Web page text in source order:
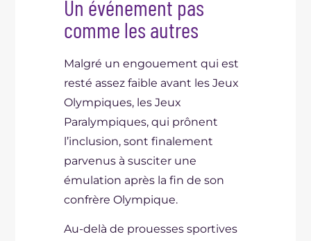
Un événement pas
comme les autres
Malgré un engouement qui est
resté assez faible avant les Jeux
Olympiques, les Jeux
Paralympiques, qui prônent
l’inclusion, sont finalement
parvenus à susciter une
émulation après la fin de son
confrère Olympique.
Au-delà de prouesses sportives